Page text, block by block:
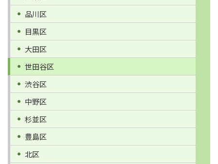
品川区
目黒区
大田区
世田谷区
渋谷区
中野区
杉並区
豊島区
北区